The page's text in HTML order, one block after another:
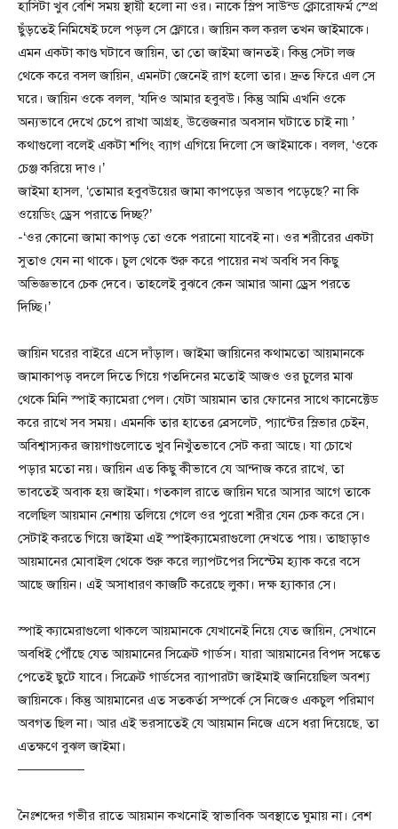
হাসিটা খুব বেশি সময় স্থায়ী হলো না ওর। নাকে স্লিপ সাউন্ড ক্লোরোফর্ম স্প্রে
ছুঁড়তেই নিমিষেই ঢলে পড়ল সে ফ্লোরে। জায়িন কল করল তখন জাইমাকে।
এমন একটা কাণ্ড ঘটাবে জায়িন, তা তো জাইমা জানতই। কিন্তু সেটা লজ
থেকে করে বসল জায়িন, এমনটা জেনেই রাগ হলো তার। দ্রুত ফিরে এল সে
ঘরে। জায়িন ওকে বলল, ‘যদিও আমার হবুবউ। কিন্তু আমি এখনি ওকে
অন্যভাবে দেখে চেপে রাখা আগ্রহ, উত্তেজনার অবসান ঘটাতে চাই না৷’
কথাগুলো বলেই একটা শপিং ব্যাগ এগিয়ে দিলো সে জাইমাকে। বলল, ‘ওকে
চেঞ্জ করিয়ে দাও।’
জাইমা হাসল, ‘তোমার হবুবউয়ের জামা কাপড়ের অভাব পড়েছে? না কি
ওয়েডিং ড্রেস পরাতে দিচ্ছ?’
-‘ওর কোনো জামা কাপড় তো ওকে পরানো যাবেই না। ওর শরীরের একটা
সুতাও যেন না থাকে। চুল থেকে শুরু করে পায়ের নখ অবধি সব কিছু
অভিজ্ঞভাবে চেক দেবে। তাহলেই বুঝবে কেন আমার আনা ড্রেস পরতে
দিচ্ছি।’
জায়িন ঘরের বাইরে এসে দাঁড়াল। জাইমা জায়িনের কথামতো আয়মানকে
জামাকাপড় বদলে দিতে গিয়ে গতদিনের মতোই আজও ওর চুলের মাঝ
থেকে মিনি স্পাই ক্যামেরা পেল। যেটা আয়মান তার ফোনের সাথে কানেক্টেড
করে রাখে সব সময়। এমনকি তার হাতের ব্রেসলেট, প্যান্টের স্লিভার চেইন,
অবিশ্বাস্যকর জায়গাগুলোতে খুব নিখুঁতভাবে সেট করা আছে। যা চোখে
পড়ার মতো নয়। জায়িন এত কিছু কীভাবে যে আন্দাজ করে রাখে, তা
ভাবতেই অবাক হয় জাইমা। গতকাল রাতে জায়িন ঘরে আসার আগে তাকে
বলেছিল আয়মান নেশায় তলিয়ে গেলে ওর পুরো শরীর যেন চেক করে সে।
সেটাই করতে গিয়ে জাইমা এই স্পাইক্যামেরাগুলো দেখতে পায়। তাছাড়াও
আয়মানের মোবাইল থেকে শুরু করে ল্যাপটপের সিস্টেম হ্যাক করে বসে
আছে জায়িন। এই অসাধারণ কাজটি করেছে লুকা। দক্ষ হ্যাকার সে।
স্পাই ক্যামেরাগুলো থাকলে আয়মানকে যেখানেই নিয়ে যেত জায়িন, সেখানে
অবধিই পৌঁছে যেত আয়মানের সিক্রেট গার্ডস। যারা আয়মানের বিপদ সঙ্কেত
পেতেই ছুটে যাবে। সিক্রেট গার্ডসের ব্যাপারটা জাইমাই জানিয়েছিল অবশ্য
জায়িনকে। কিন্তু আয়মানের এত সতকর্তা সম্পর্কে সে নিজেও একচুল পরিমাণ
অবগত ছিল না। আর এই ভরসাতেই যে আয়মান নিজে এসে ধরা দিয়েছে, তা
এতক্ষণে বুঝল জাইমা।
—————
নৈঃশব্দের গভীর রাতে আয়মান কখনোই স্বাভাবিক অবস্থাতে ঘুমায় না। বেশ